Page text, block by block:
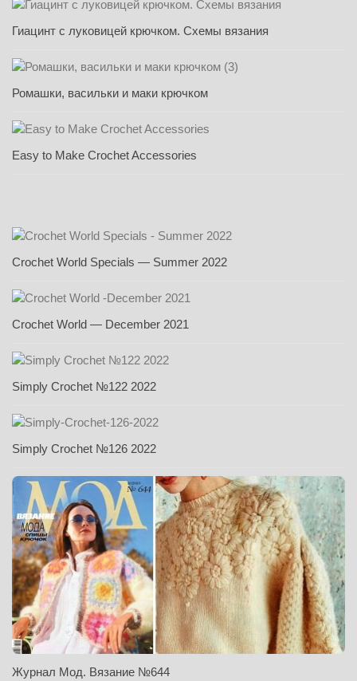
Гиацинт с луковицей крючком. Схемы вязания
Ромашки, васильки и маки крючком
Easy to Make Crochet Accessories
Crochet World Specials — Summer 2022
Crochet World — December 2021
Simply Crochet №122 2022
Simply Crochet №126 2022
Журнал Мод. Вязание №644